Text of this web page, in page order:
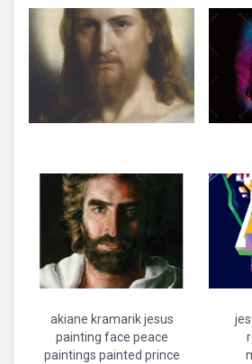
akiane kramarik jesus
painting face peace
paintings painted prince